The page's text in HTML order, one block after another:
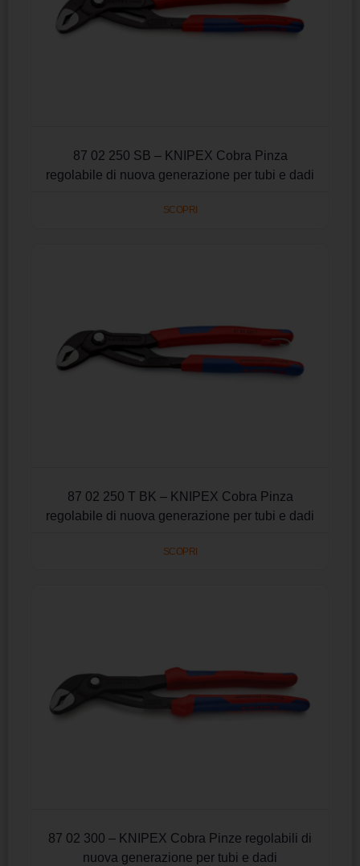
87 02 250 SB – KNIPEX Cobra Pinza
regolabile di nuova generazione per tubi e dadi
SCOPRI
87 02 250 T BK – KNIPEX Cobra Pinza
regolabile di nuova generazione per tubi e dadi
SCOPRI
87 02 300 – KNIPEX Cobra Pinze regolabili di
nuova generazione per tubi e dadi